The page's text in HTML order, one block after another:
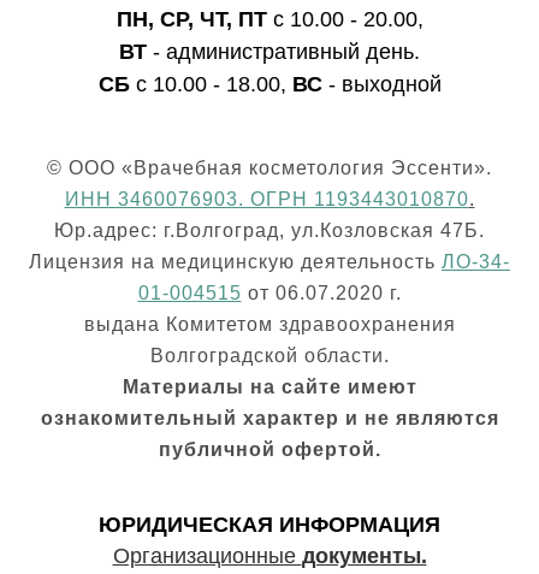
ПН, СР, ЧТ, ПТс 10.00 - 20.00,
ВТ - административный день.
СБс 10.00 - 18.00, ВС- выходной
© ООО «Врачебная косметология Эссенти».
ИНН 3460076903. ОГРН 1193443010870.
Юр.адрес: г.Волгоград, ул.Козловская 47Б.
Лицензия на медицинскую деятельность ЛО-34-
01-004515 от 06.07.2020 г.
выдана Комитетом здравоохранения
Волгоградской области.
Материалы на сайте имеют
ознакомительный характер и не являются
публичной офертой.
ЮРИДИЧЕСКАЯ ИНФОРМАЦИЯ
Организационные документы.